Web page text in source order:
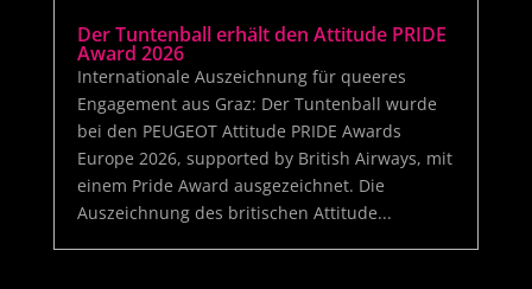
Der Tuntenball erhält den Attitude PRIDE
Award 2026
Internationale Auszeichnung für queeres
Engagement aus Graz: Der Tuntenball wurde
bei den PEUGEOT Attitude PRIDE Awards
Europe 2026, supported by British Airways, mit
einem Pride Award ausgezeichnet. Die
Auszeichnung des britischen Attitude...